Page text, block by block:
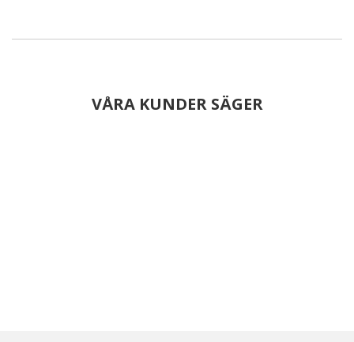
VÅRA KUNDER SÄGER